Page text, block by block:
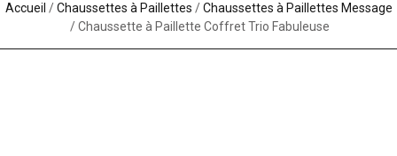
Accueil /Chaussettes à Paillette​s /Chaussettes à Paillettes Message​
/ Chaussette à Paillette Coffret Trio Fabuleuse